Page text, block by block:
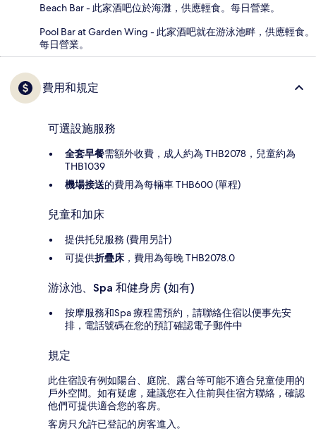
Beach Bar - 此家酒吧位於海灘，供應輕食。每日營業。
Pool Bar at Garden Wing - 此家酒吧就在游泳池畔，供應輕食。
每日營業。
費用和規定
可選設施服務
全套早餐需額外收費，成人約為 THB2078，兒童約為
THB1039
機場接送的費用為每輛車 THB600 (單程)
兒童和加床
提供托兒服務 (費用另計)
可提供折疊床 ，費用為每晚 THB2078.0
游泳池、Spa 和健身房 (如有)
按摩服務和Spa 療程需預約，請聯絡住宿以便事先安
排，電話號碼在您的預訂確認電子郵件中
規定
此住宿設有例如陽台、庭院、露台等可能不適合兒童使用的
戶外空間。如有疑慮，建議您在入住前與住宿方聯絡，確認
他們可提供適合您的客房。
客房只允許已登記的房客進入。